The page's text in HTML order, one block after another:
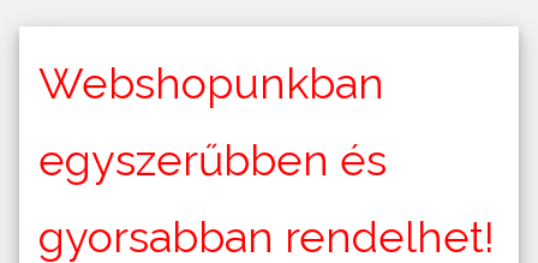
Webshopunkban
egyszerűbben és
gyorsabban rendelhet!